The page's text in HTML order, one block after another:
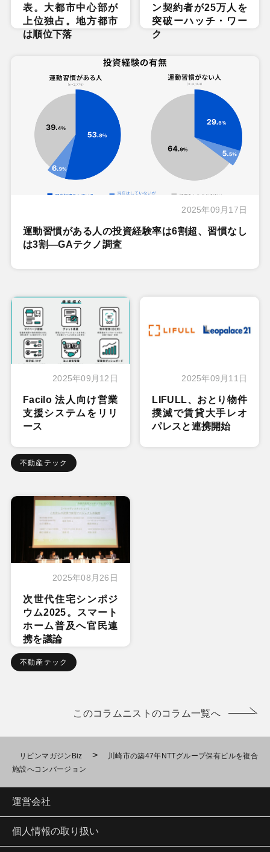
表。大都市中心部が
上位独占。地方都市
は順位下落
ン契約者が25万人を
突破ーハッチ・ワー
ク
2025年09月17日
運動習慣がある人の投資経験率は6割超、習慣なし
は3割―GAテクノ調査
2025年09月12日
Facilo 法人向け営業
支援システムをリリ
ース
不動産テック
2025年09月11日
LIFULL、おとり物件
撲滅で賃貸大手レオ
パレスと連携開始
2025年08月26日
次世代住宅シンポジ
ウム2025。スマート
ホーム普及へ官民連
携を議論
不動産テック
このコラムニストのコラム一覧へ
リビンマガジンBiz >
川崎市の築47年NTTグループ保有ビルを複合
施設へコンバージョン
運営会社
個人情報の取り扱い